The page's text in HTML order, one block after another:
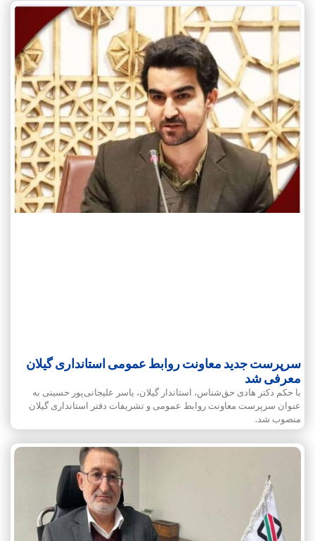
سرپرست جدید معاونت روابط عمومی استانداری گیلان
معرفی شد
با حکم دکتر هادی حق‌شناس، استاندار گیلان، یاسر علیجانی‌پور حسینی به
عنوان سرپرست معاونت روابط‌ عمومی و تشریفات دفتر استانداری گیلان
منصوب شد.